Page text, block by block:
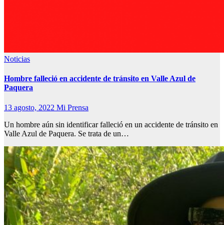
Noticias
Hombre falleció en accidente de tránsito en Valle Azul de
Paquera
13 agosto, 2022 Mi Prensa
Un hombre aún sin identificar falleció en un accidente de tránsito en
Valle Azul de Paquera. Se trata de un…